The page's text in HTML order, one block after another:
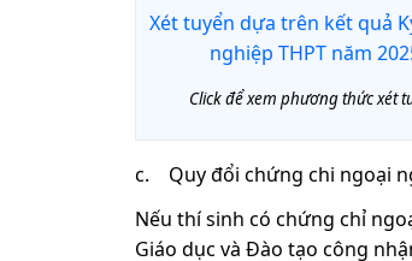
Xét tuyển dựa trên kết quả
nghiệp THPT năm
Click để xem phương thức xét
c. Quy đổi chứng chi ngoại
Nếu thí sinh có chứng chỉ
Giáo dục và Đào tạo công